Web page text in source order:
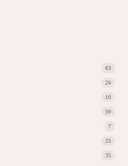
63
26
10
59
7
25
35